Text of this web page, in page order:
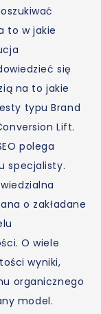
to w jakie
się
na to jakie
typu Brand
Lift.
polega
specjalisty.
o zakładane
O wiele
wyniki,
organicznego
model.